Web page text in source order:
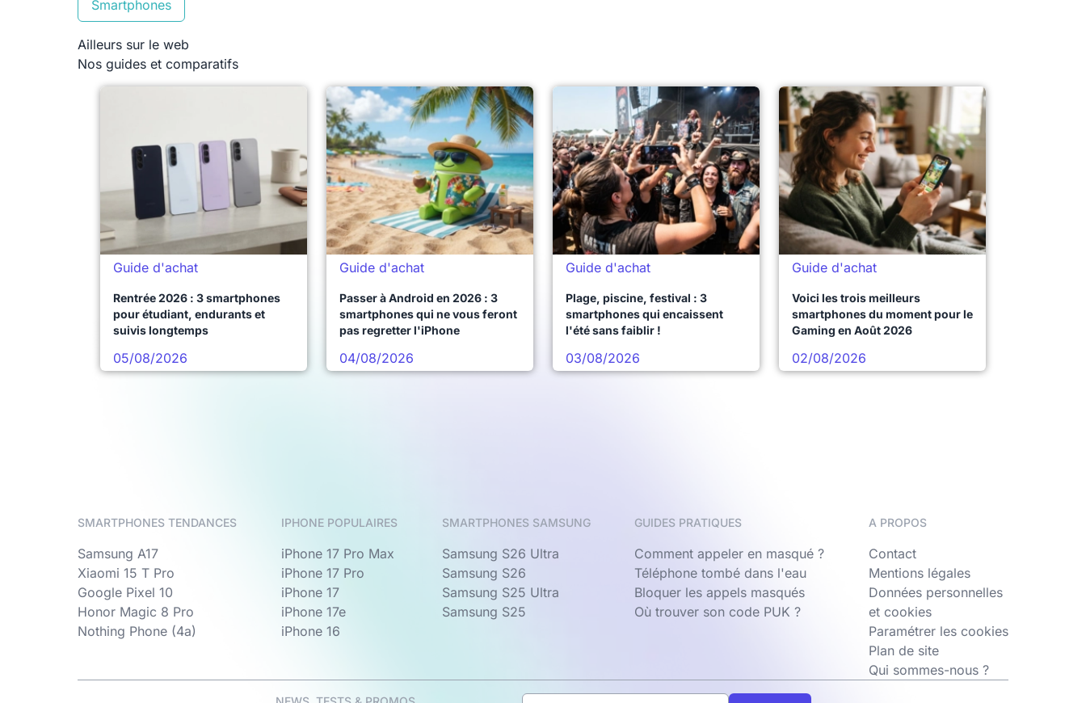
Smartphones
Ailleurs sur le web
Nos guides et comparatifs
Guide d'achat
Rentrée 2026 : 3 smartphones
pour étudiant, endurants et
suivis longtemps
05/08/2026
Guide d'achat
Passer à Android en 2026 : 3
smartphones qui ne vous feront
pas regretter l'iPhone
04/08/2026
Guide d'achat
Plage, piscine, festival : 3
smartphones qui encaissent
l'été sans faiblir !
03/08/2026
Guide d'achat
Voici les trois meilleurs
smartphones du moment pour le
Gaming en Août 2026
02/08/2026
SMARTPHONES TENDANCES
Samsung A17
Xiaomi 15 T Pro
Google Pixel 10
Honor Magic 8 Pro
Nothing Phone (4a)
IPHONE POPULAIRES
iPhone 17 Pro Max
iPhone 17 Pro
iPhone 17
iPhone 17e
iPhone 16
SMARTPHONES SAMSUNG
Samsung S26 Ultra
Samsung S26
Samsung S25 Ultra
Samsung S25
GUIDES PRATIQUES
Comment appeler en masqué ?
Téléphone tombé dans l'eau
Bloquer les appels masqués
Où trouver son code PUK ?
A PROPOS
Contact
Mentions légales
Données personnelles
et cookies
Paramétrer les cookies
Plan de site
Qui sommes-nous ?